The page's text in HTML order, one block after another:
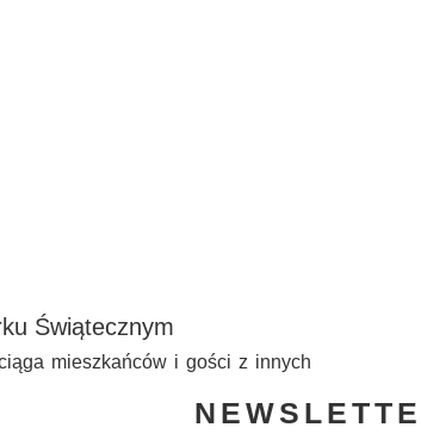
Świątecznym
mieszkańców i gości z innych